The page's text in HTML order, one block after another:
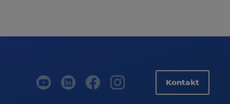
Kontakt